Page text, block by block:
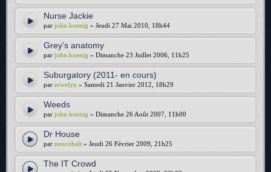
Nurse Jackie
par john.koenig » Jeudi 27 Mai 2010, 18h44
Grey's anatomy
par john.koenig » Dimanche 23 Juillet 2006, 11h25
Suburgatory (2011- en cours)
par erwelyn » Samedi 21 Janvier 2012, 18h29
Weeds
par john.koenig » Dimanche 26 Août 2007, 11h00
Dr House
par neocobalt » Jeudi 26 Février 2009, 21h25
The IT Crowd